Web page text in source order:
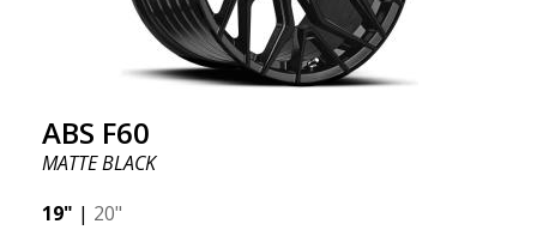
ABS F60
MATTE BLACK
19" | 20"